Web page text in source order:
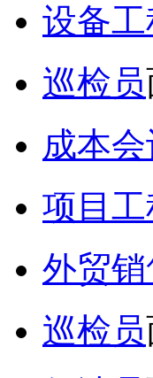
设备
巡检员
成本
项目
外贸
巡检员